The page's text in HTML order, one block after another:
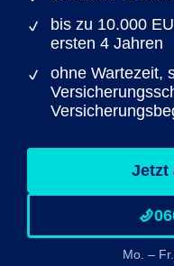
bis zu 10.000
ersten 4 Jahren
ohne Wartezeit,
Jetzt
Mo. –